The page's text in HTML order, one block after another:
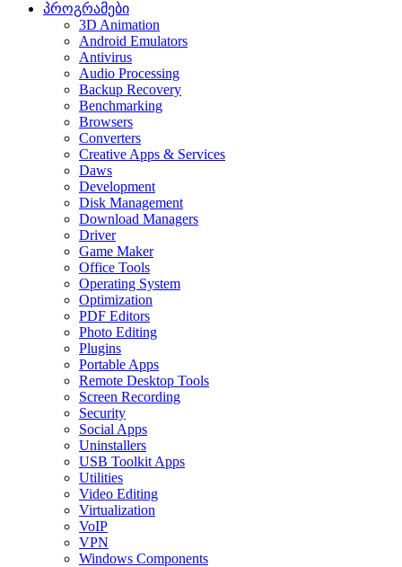
პროგრამები
3D Animation
Android Emulators
Antivirus
Audio Processing
Backup Recovery
Benchmarking
Browsers
Converters
Creative Apps & Services
Daws
Development
Disk Management
Download Managers
Driver
Game Maker
Office Tools
Operating System
Optimization
PDF Editors
Photo Editing
Plugins
Portable Apps
Remote Desktop Tools
Screen Recording
Security
Social Apps
Uninstallers
USB Toolkit Apps
Utilities
Video Editing
Virtualization
VoIP
VPN
Windows Components